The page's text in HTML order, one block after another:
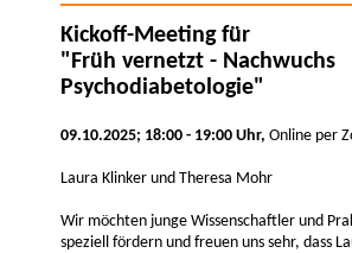
Kickoff-Meeting für
"Früh vernetzt - Nachwuchs
Psychodiabetologie"
09.10.2025; 18:00 - 19:00 Uhr, Online per
Laura Klinker und Theresa Mohr
Wir möchten junge Wissenschaftler und
speziell fördern und freuen uns sehr, dass